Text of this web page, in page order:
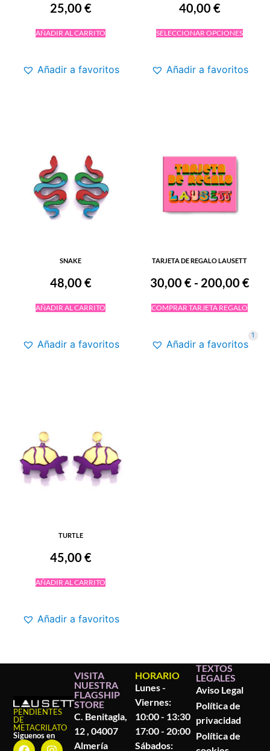
25,00 €
AÑADIR AL CARRITO
Añadir a favoritos
40,00 €
SELECCIONAR OPCIONES
Añadir a favoritos
SNAKE
48,00 €
AÑADIR AL CARRITO
Añadir a favoritos
TARJETA DE REGALO LAUSETT
30,00 € - 200,00 €
COMPRAR TARJETA REGALO
Añadir a favoritos
1
TURTLE
45,00 €
AÑADIR AL CARRITO
Añadir a favoritos
PENDIENTES
DE
METACRILATO
Siguenos en
VISITA
NUESTRA
FLAGSHIP
STORE
C. Benitagla,
12 , 04007
Almería
HORARIO
Lunes -
Viernes:
10:00 - 13:30
17:00 - 20:00
Sábados:
TEXTOS
LEGALES
Aviso Legal
Política de
privacidad
Política de